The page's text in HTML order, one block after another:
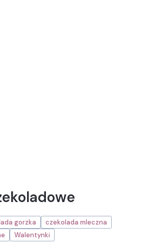
gorzka
czekolada mleczna
Walentynki